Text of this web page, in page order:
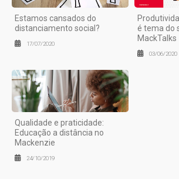
Estamos cansados do
distanciamento social?
17/07/2020
é tema do
MackTalks
03/06/2020
Qualidade e praticidade:
Educação a distância no
Mackenzie
24/10/2019